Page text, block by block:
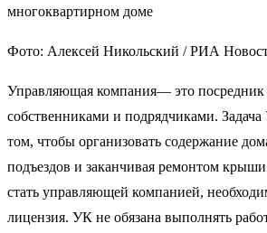
Фото: Алексей Никольский / РИА
Управляющая компания— это
собственниками и подрядчиками. Задача
том, чтобы организовать содержание
подъездов и заканчивая ремонтом
стать управляющей компанией,
лицензия. УК не обязана выполнять